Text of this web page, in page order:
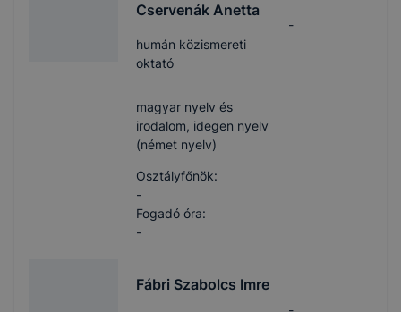
Cservenák Anetta
humán közismereti
oktató
magyar nyelv és
irodalom, idegen nyelv
(német nyelv)
-
Osztályfőnök:
-
Fogadó óra:
-
Fábri Szabolcs Imre